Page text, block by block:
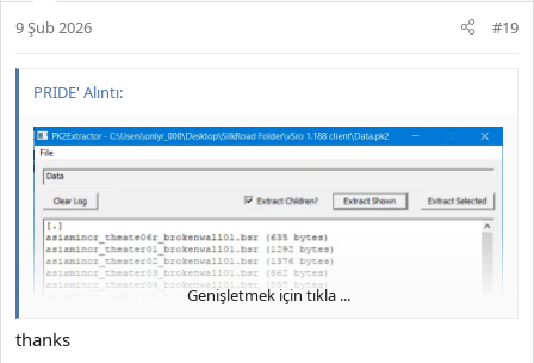
JOYMAX PK2 EXTRACTOR ÇIKARTICI
2026 DOWNLOAD İNDİR:
*** Gizlenmiş içerik alıntılanamaz. ***
9 Şub 2026 #19
PRIDE' Alıntı:
Genişletmek için tıkla ...
thanks